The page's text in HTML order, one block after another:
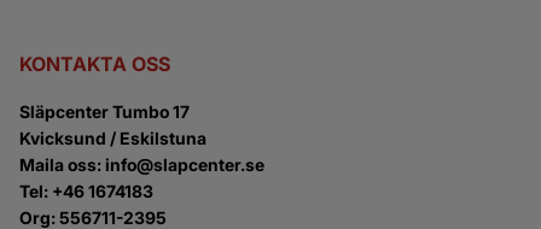
KONTAKTA OSS
Släpcenter Tumbo 17
Kvicksund / Eskilstuna
Maila oss: info@slapcenter.se
Tel: +46 1674183
Org: 556711-2395